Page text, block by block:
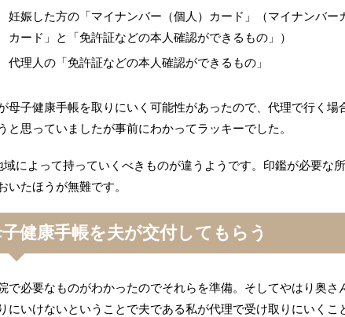
妊娠した方の「マイナンバー（個人）カード」（マイナンバー
カード」と「免許証などの本人確認ができるもの」）
代理人の「免許証などの本人確認ができるもの」
母子健康手帳を取りにいく可能性があったので、代理で行く場
と思っていましたが事前にわかってラッキーでした。
域によって持っていくべきものが違うようです。印鑑が必要な
いたほうが無難です。
健康手帳を夫が交付してもらう
で必要なものがわかったのでそれらを準備。そしてやはり奥さ
にいけないということで夫である私が代理で受け取りにいくこ